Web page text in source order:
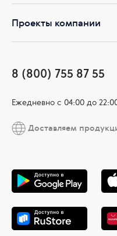
Проекты компании
8 (800) 755 87 55
Ежедневно c 04:00 до
Доставляем